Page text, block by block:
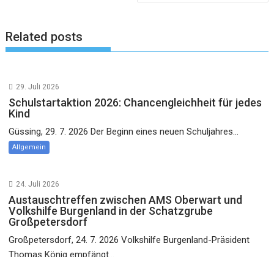
Related posts
29. Juli 2026
Schulstartaktion 2026: Chancengleichheit für jedes
Kind
Güssing, 29. 7. 2026 Der Beginn eines neuen Schuljahres...
Allgemein
24. Juli 2026
Austauschtreffen zwischen AMS Oberwart und
Volkshilfe Burgenland in der Schatzgrube
Großpetersdorf
Großpetersdorf, 24. 7. 2026 Volkshilfe Burgenland-Präsident
Thomas König empfängt...